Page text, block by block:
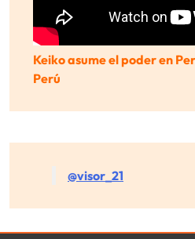
Keiko asume el poder en
Perú
@visor_21